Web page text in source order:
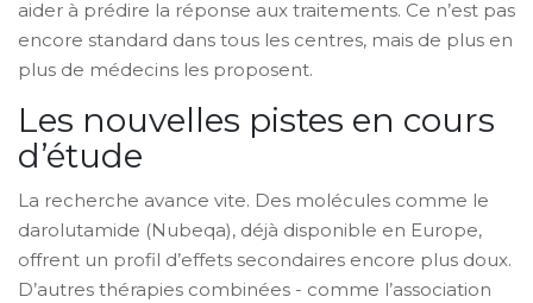
aider à prédire la réponse aux traitements. Ce n’est pas
encore standard dans tous les centres, mais de plus en
plus de médecins les proposent.
Les nouvelles pistes en cours
d’étude
La recherche avance vite. Des molécules comme le
darolutamide (Nubeqa), déjà disponible en Europe,
offrent un profil d’effets secondaires encore plus doux.
D’autres thérapies combinées - comme l’association